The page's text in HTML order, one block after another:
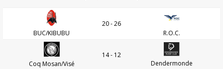
BUC/KIBUBU
20 - 26
R.O.C.
Coq Mosan/Visé
14 - 12
Dendermonde